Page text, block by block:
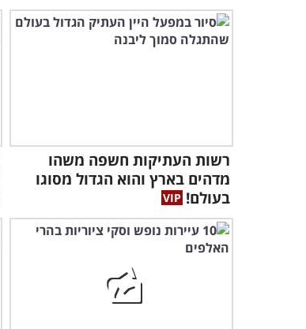
רשות העתיקות חשפה משהו
מדהים בארץ והוא הגדול מסוגו
בעולם!